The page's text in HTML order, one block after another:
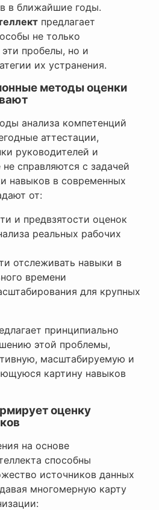
в ближайшие годы.
предлагает
не только
пробелы, но и
их устранения.
методы оценки
анализа компетенций
аттестации,
руководителей и
справляются с задачей
навыков в современных
от:
и предвзятости оценок
реальных рабочих
отслеживать навыки в
времени
для крупных
принципиально
этой проблемы,
масштабируемую и
картину навыков
оценку
на основе
способны
источников данных
многомерную карту